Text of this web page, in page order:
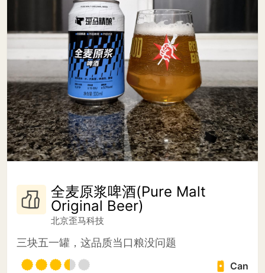
全麦原浆啤酒(Pure Malt
Original Beer)
北京歪马科技
三块五一罐，这品质当口粮没问题
Can